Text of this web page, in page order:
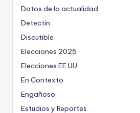
Datos de la actualidad
Detectín
Discutible
Elecciones 2025
Elecciones EE.UU
En Contexto
Engañoso
Estudios y Reportes